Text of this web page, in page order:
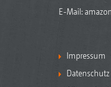
E-Mail:
Impressum
Datenschutz